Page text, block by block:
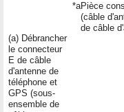
(a) Débrancher
le connecteur
E de câble
d'antenne de
téléphone et
GPS (sous-
ensemble de
*aPièce
(câble
de câble